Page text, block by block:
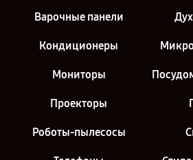
Варочные панели
Кондиционеры
Мониторы
Проекторы
Роботы-пылесосы